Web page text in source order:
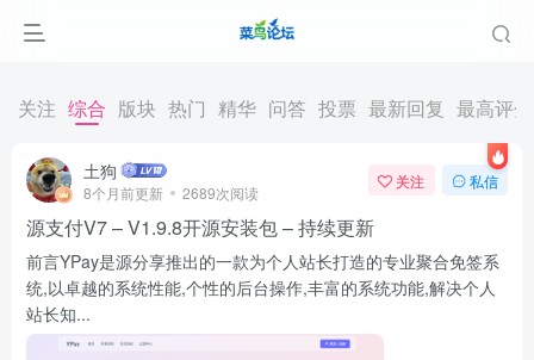
关注 综合 版块 热门 精华 问答 投票 最新回复 最高评分
土狗
8个月前更新 2689次阅读
关注 私信
源支付V7 – V1.9.8开源安装包 – 持续更新
前言YPay是源分享推出的一款为个人站长打造的专业聚合免签系
统,以卓越的系统性能,个性的后台操作,丰富的系统功能,解决个人
站长知...